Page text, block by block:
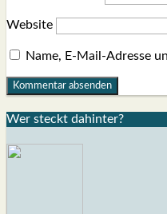
Website
Name, E-Mail-Adresse
Wer steckt dahin­ter?